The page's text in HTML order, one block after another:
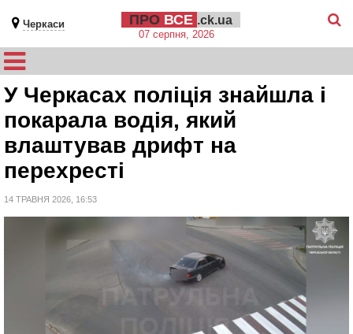
Черкаси ПРО ВСЕ .ck.ua
07 серпня, 2026
У Черкасах поліція знайшла і
покарала водія, який
влаштував дрифт на
перехресті
14 ТРАВНЯ 2026, 16:53